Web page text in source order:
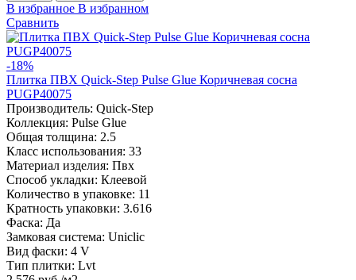
В избранное В избранном
Сравнить
-18%
Плитка ПВХ Quick-Step Pulse Glue Коричневая сосна
PUGP40075
Производитель: Quick-Step
Коллекция: Pulse Glue
Общая толщина: 2.5
Класс использования: 33
Материал изделия: Пвх
Способ укладки: Клеевой
Количество в упаковке: 11
Кратность упаковки: 3.616
Фаска: Да
Замковая система: Uniclic
Вид фаски: 4 V
Тип плитки: Lvt